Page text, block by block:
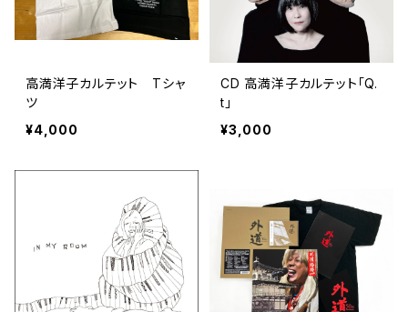
高満洋子カルテット Tシャ
ツ
¥4,000
CD 高満洋子カルテット「Q.
t」
¥3,000